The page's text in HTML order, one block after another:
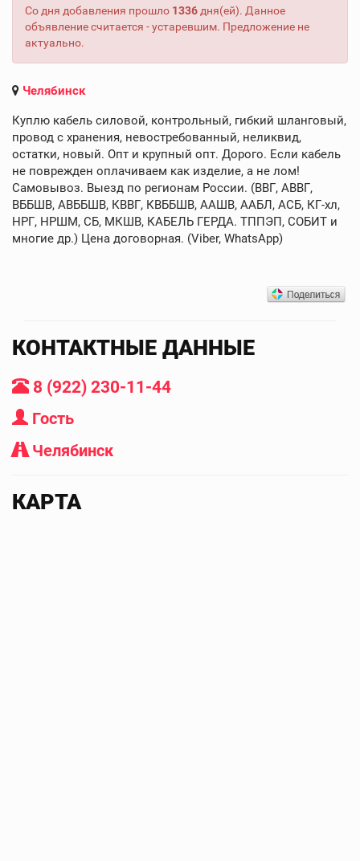
Со дня добавления прошло 1336 дня(ей). Данное
объявление считается - устаревшим. Предложение не
актуально.
Челябинск
Куплю кабель силовой, контрольный, гибкий шланговый,
провод с хранения, невостребованный, неликвид,
остатки, новый. Опт и крупный опт. Дорого. Если кабель
не поврежден оплачиваем как изделие, а не лом!
Самовывоз. Выезд по регионам России. (ВВГ, АВВГ,
ВББШВ, АВББШВ, КВВГ, КВББШВ, ААШВ, ААБЛ, АСБ, КГ-хл,
НРГ, НРШМ, СБ, МКШВ, КАБЕЛЬ ГЕРДА. ТППЭП, СОБИТ и
многие др.) Цена договорная. (Viber, WhatsApp)
КОНТАКТНЫЕ ДАННЫЕ
8 (922) 230-11-44
Гость
Челябинск
КАРТА